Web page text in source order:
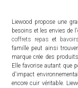
Liewood propose une
besoins et les envies de
coffrets repas et bavoirs
famille peut ainsi
marque crée des
Elle favorise autant que
d'impact
encore cuir véritable.